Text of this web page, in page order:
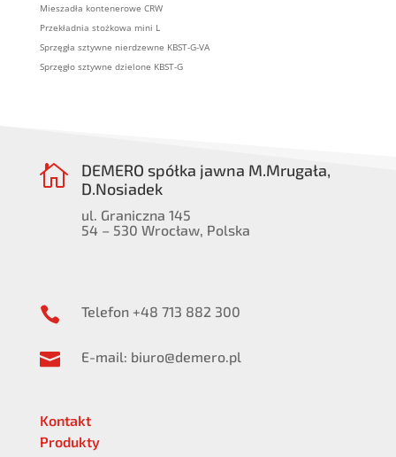
Mieszadła kontenerowe CRW
Przekładnia stożkowa mini L
Sprzęgła sztywne nierdzewne KBST-G-VA
Sprzęgło sztywne dzielone KBST-G

DEMERO spółka jawna M.Mrugała,
D.Nosiadek
ul. Graniczna 145
54 – 530 Wrocław, Polska
 Telefon +48 713 882 300
 E-mail: biuro@demero.pl
Kontakt
Produkty